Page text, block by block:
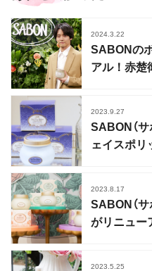
2024.3.22
SABONの
アル！赤楚
2023.9.27
SABON（
ェイスポリ
2023.8.17
SABON（
がリニュー
2023.5.25